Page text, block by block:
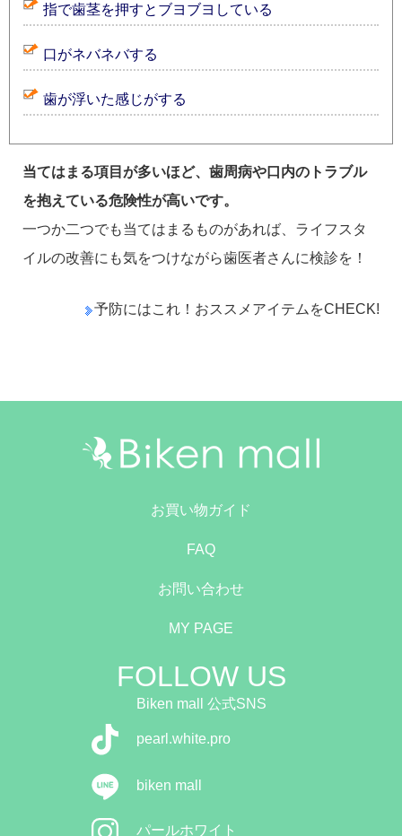
指で歯茎を押すとブヨブヨしている
口がネバネバする
歯が浮いた感じがする
当てはまる項目が多いほど、歯周病や口内のトラブル
を抱えている危険性が高いです。
一つか二つでも当てはまるものがあれば、ライフスタ
イルの改善にも気をつけながら歯医者さんに検診を！
予防にはこれ！おススメアイテムをCHECK!
お買い物ガイド
FAQ
お問い合わせ
MY PAGE
FOLLOW US
Biken mall 公式SNS
pearl.white.pro
biken mall
パールホワイト